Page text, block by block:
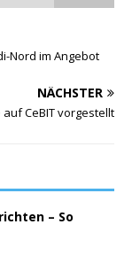
Nord im Angebot
NÄCHSTER
CeBIT vorgestellt
– So